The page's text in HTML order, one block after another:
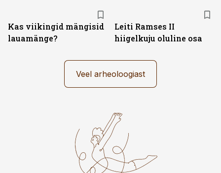
Kas viikingid mängisid
lauamänge?
Leiti Ramses II
hiigelkuju oluline osa
Veel arheoloogiast